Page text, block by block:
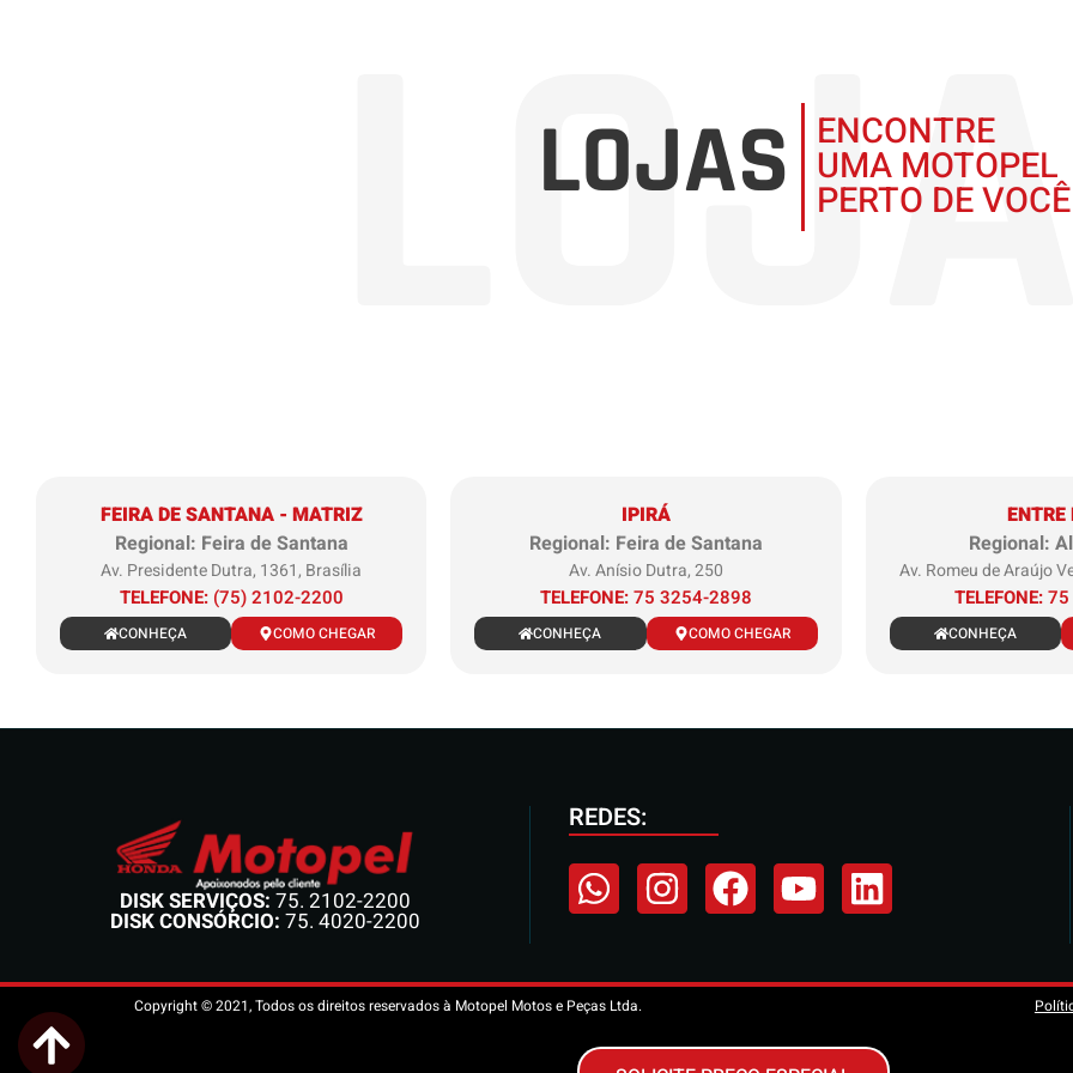
LOJAS ENCONTRE
UMA MOTOPEL
PERTO DE VOCÊ
LOJAS
FEIRA DE SANTANA - MATRIZ
Regional: Feira de Santana
Av. Presidente Dutra, 1361, Brasília
TELEFONE: (75) 2102-2200
CONHEÇA COMO CHEGAR
IPIRÁ
Regional: Feira de Santana
Av. Anísio Dutra, 250
TELEFONE:75 3254-2898
CONHEÇA COMO CHEGAR
ENTRE
Regional:
Av. Romeu de Araújo
TELEFONE:
CONHEÇA
DISK SERVIÇOS: 75. 2102-2200
DISK CONSÓRCIO: 75. 4020-2200
REDES:
Copyright © 2021, Todos os direitos reservados à Motopel Motos e Peças Ltda.